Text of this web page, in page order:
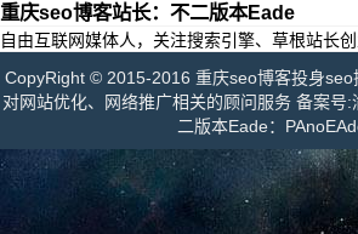
重庆seo博客站长：不二版本Eade
自由互联网媒体人，关注搜索引擎、草根站长创
CopyRight © 2015-2016 重庆seo博客投身seo
对网站优化、网络推广相关的顾问服务 备案号:
二版本Eade：